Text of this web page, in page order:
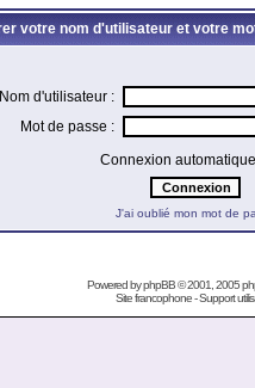
votre nom d'utilisateur et votre
Nom d'utilisateur :
Mot de passe :
Connexion
J'ai oublié mon mot de
Powered byphpBB© 2001, 2005
Site francophone-Support